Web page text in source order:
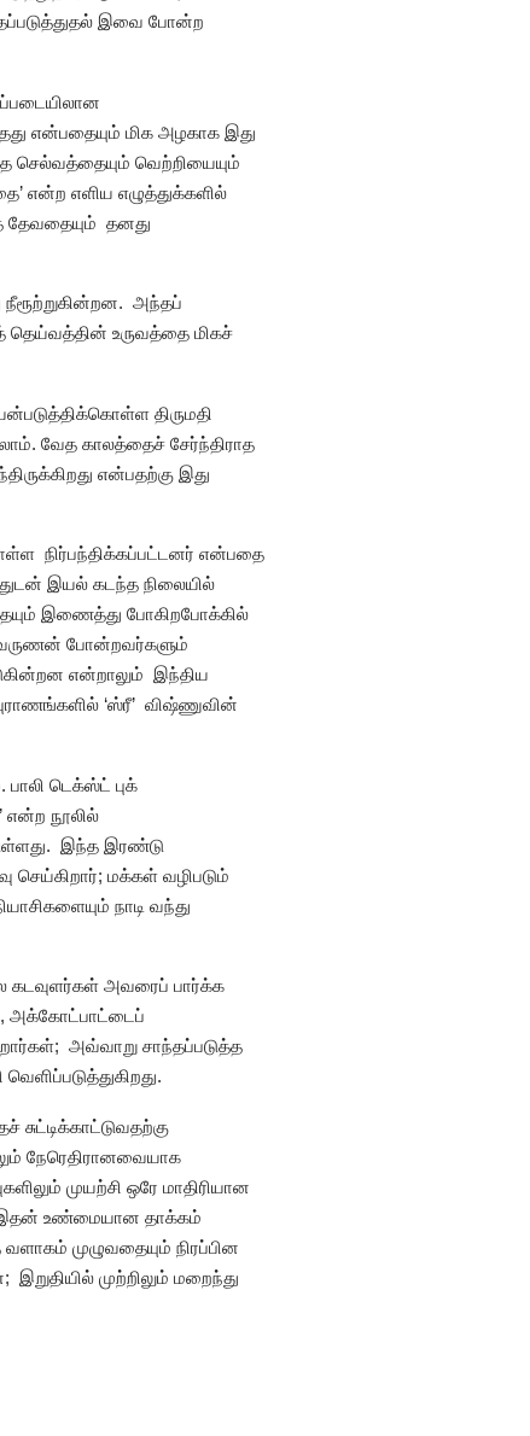
இவை போன்ற
என்பதையும் மிக அழகாக இது
செல்வத்தையும் வெற்றியையும்
என்ற எளிய எழுத்துக்களில்
தேவதையும் தனது
அந்தப்
தெய்வத்தின் உருவத்தை மிகச்
திருமதி
வேத காலத்தைச் சேர்ந்திராத
என்பதற்கு இது
நிர்பந்திக்கப்பட்டனர் என்பதை
இயல் கடந்த நிலையில்
இணைத்து போகிறபோக்கில்
வருணன் போன்றவர்களும்
என்றாலும் இந்திய
‘ஸ்ரீ’ விஷ்ணுவின்
டெக்ஸ்ட் புக்
என்ற நூலில்
இந்த இரண்டு
செய்கிறார்; மக்கள் வழிபடும்
நாடி வந்து
கடவுளர்கள் அவரைப் பார்க்க
அக்கோட்பாட்டைப்
அவ்வாறு சாந்தப்படுத்த
நேரெதிரானவையாக
முயற்சி ஒரே மாதிரியான
இதன் உண்மையான தாக்கம்
முழுவதையும் நிரப்பின
முற்றிலும் மறைந்து